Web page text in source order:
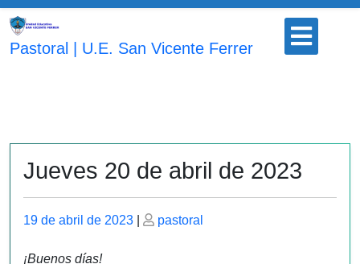
Saltar
contenido
Pastoral | U.E. San Vicente Ferrer
Botón
abrir
Jueves 20 de abril de 2023
Publicado
19 de abril de 2023
Publicado
pastoral
¡Buenos días!